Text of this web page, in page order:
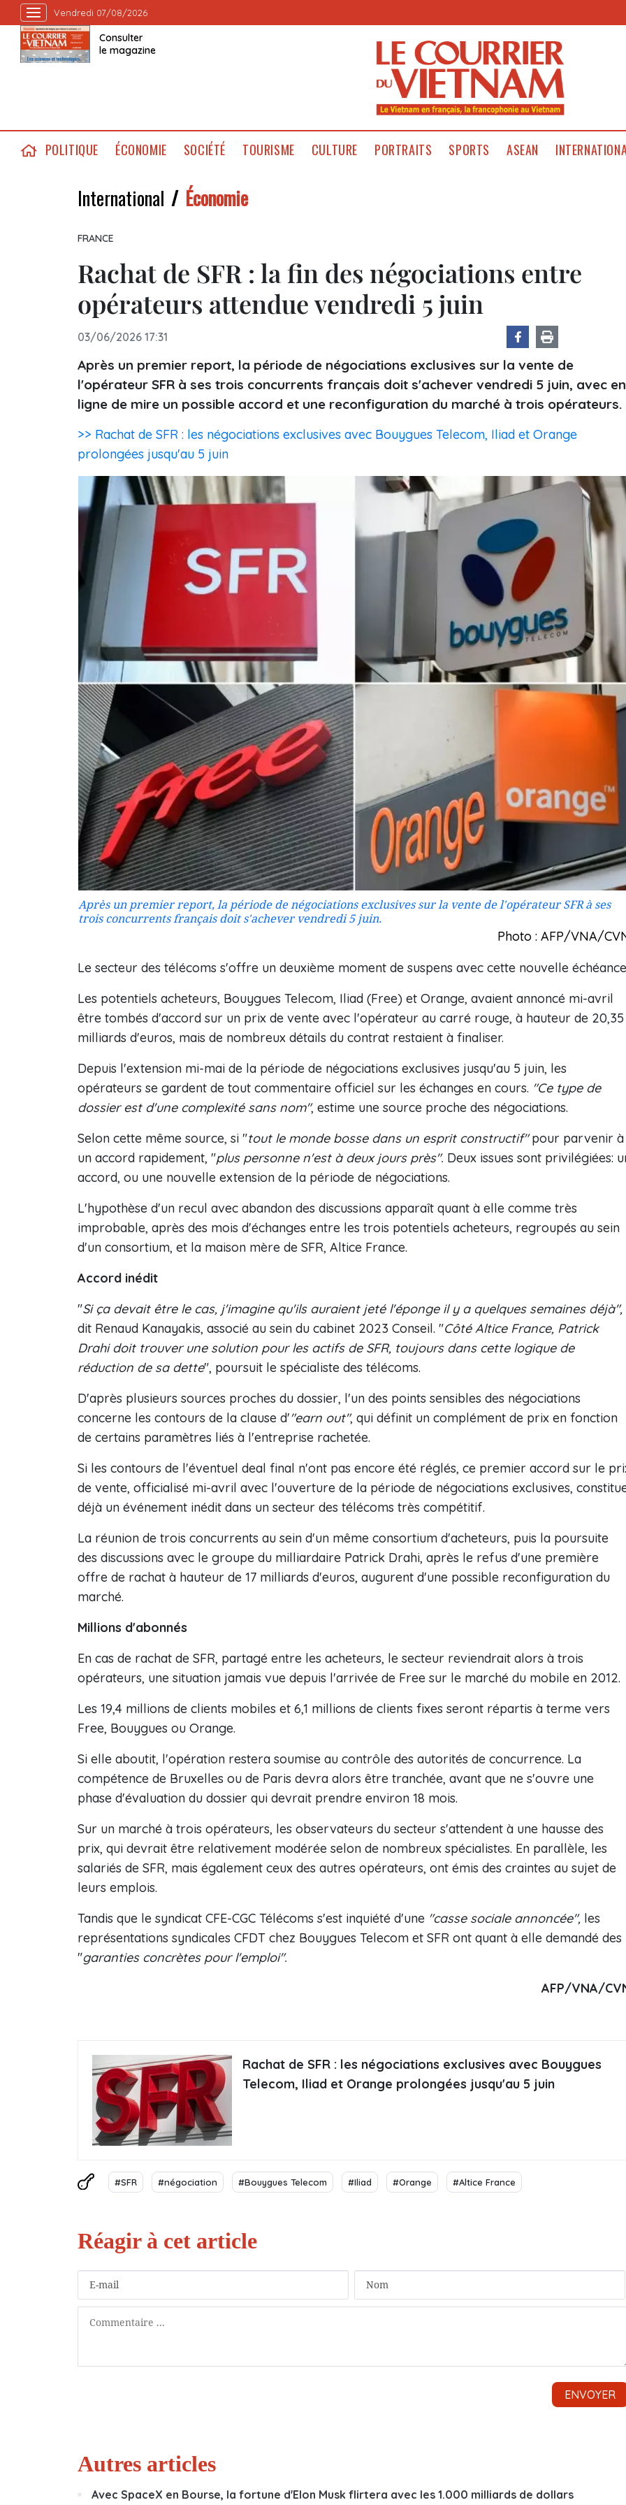
Vendredi 07/08/2026
Consulter
le magazine
POLITIQUE ÉCONOMIE SOCIÉTÉ TOURISME CULTURE PORTRAITS SPORTS ASEAN
International Économie
FRANCE
Rachat de SFR : la fin des négociations entre
opérateurs attendue vendredi 5 juin
03/06/2026 17:31
Après un premier report, la période de négociations exclusives sur la vente de
l'opérateur SFR à ses trois concurrents français doit s'achever vendredi 5 juin, avec en
ligne de mire un possible accord et une reconfiguration du marché à trois opérateurs.
>> Rachat de SFR : les négociations exclusives avec Bouygues Telecom, Iliad et Orange
prolongées jusqu'au 5 juin
Après un premier report, la période de négociations exclusives sur la vente de l'opérateur SFR à ses
trois concurrents français doit s'achever vendredi 5 juin.
Photo : AFP/VNA/
Le secteur des télécoms s'offre un deuxième moment de suspens avec cette nouvelle
Les potentiels acheteurs, Bouygues Telecom, Iliad (Free) et Orange, avaient annoncé mi-avril
être tombés d'accord sur un prix de vente avec l'opérateur au carré rouge, à hauteur de 20,35
milliards d'euros, mais de nombreux détails du contrat restaient à finaliser.
Depuis l'extension mi-mai de la période de négociations exclusives jusqu'au 5 juin, les
opérateurs se gardent de tout commentaire officiel sur les échanges en cours. "Ce type de
dossier est d'une complexité sans nom", estime une source proche des négociations.
Selon cette même source, si "tout le monde bosse dans un esprit constructif"pour parvenir à
un accord rapidement, "plus personne n'est à deux jours près". Deux issues sont privilégiées:
accord, ou une nouvelle extension de la période de négociations.
L'hypothèse d'un recul avec abandon des discussions apparaît quant à elle comme très
improbable, après des mois d'échanges entre les trois potentiels acheteurs, regroupés au sein
d'un consortium, et la maison mère de SFR, Altice France.
Accord inédit
"Si ça devait être le cas, j'imagine qu'ils auraient jeté l'éponge il y a quelques semaines déjà",
dit Renaud Kanayakis, associé au sein du cabinet 2023 Conseil. "Côté Altice France, Patrick
Drahi doit trouver une solution pour les actifs de SFR, toujours dans cette logique de
réduction de sa dette", poursuit le spécialiste des télécoms.
D'après plusieurs sources proches du dossier, l'un des points sensibles des négociations
concerne les contours de la clause d'"earn out", qui définit un complément de prix en fonction
de certains paramètres liés à l'entreprise rachetée.
Si les contours de l'éventuel deal final n'ont pas encore été réglés, ce premier accord sur le
de vente, officialisé mi-avril avec l'ouverture de la période de négociations exclusives,
déjà un événement inédit dans un secteur des télécoms très compétitif.
La réunion de trois concurrents au sein d'un même consortium d'acheteurs, puis la poursuite
des discussions avec le groupe du milliardaire Patrick Drahi, après le refus d'une première
offre de rachat à hauteur de 17 milliards d'euros, augurent d'une possible reconfiguration du
marché.
Millions d'abonnés
En cas de rachat de SFR, partagé entre les acheteurs, le secteur reviendrait alors à trois
opérateurs, une situation jamais vue depuis l'arrivée de Free sur le marché du mobile en 2012.
Les 19,4 millions de clients mobiles et 6,1 millions de clients fixes seront répartis à terme vers
Free, Bouygues ou Orange.
Si elle aboutit, l'opération restera soumise au contrôle des autorités de concurrence. La
compétence de Bruxelles ou de Paris devra alors être tranchée, avant que ne s'ouvre une
phase d'évaluation du dossier qui devrait prendre environ 18 mois.
Sur un marché à trois opérateurs, les observateurs du secteur s'attendent à une hausse des
prix, qui devrait être relativement modérée selon de nombreux spécialistes. En parallèle, les
salariés de SFR, mais également ceux des autres opérateurs, ont émis des craintes au sujet de
leurs emplois.
Tandis que le syndicat CFE-CGC Télécoms s'est inquiété d'une "casse sociale annoncée", les
représentations syndicales CFDT chez Bouygues Telecom et SFR ont quant à elle demandé des
"garanties concrètes pour l'emploi".
AFP/VNA/
Rachat de SFR : les négociations exclusives avec Bouygues
Telecom, Iliad et Orange prolongées jusqu'au 5 juin
#SFR #négociation #Bouygues Telecom #Iliad #Orange #Altice France
Autres articles
Avec SpaceX en Bourse, la fortune d'Elon Musk flirtera avec les 1.000 milliards de dollars